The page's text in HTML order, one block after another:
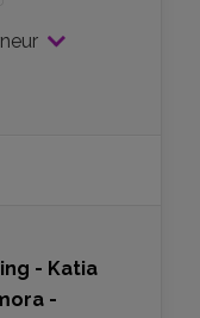
- Katia
-